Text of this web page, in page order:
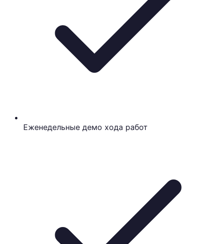
Еженедельные демо хода работ